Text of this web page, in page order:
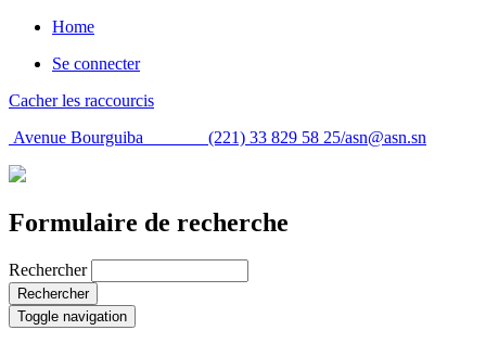
Home
Se connecter
Cacher les raccourcis
Avenue Bourguiba (221) 33 829 58 25/asn@asn.sn
Formulaire de recherche
Rechercher
Rechercher
Toggle navigation